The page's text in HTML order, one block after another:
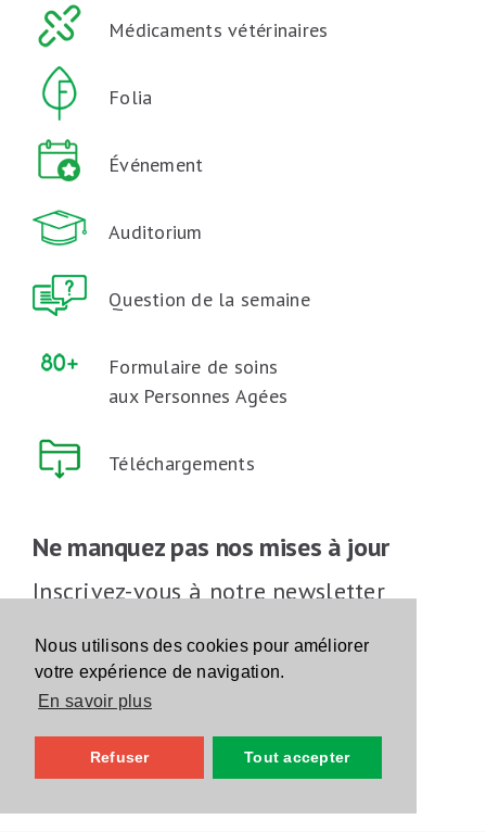
Nous utilisons des cookies pour améliorer
votre expérience de navigation.
En savoir plus
Refuser Tout accepter
Médicaments vétérinaires
Folia
Événement
Auditorium
Question de la semaine
Formulaire de soins
aux Personnes Agées
Téléchargements
Ne manquez pas nos mises à jour
Inscrivez-vous à notre newsletter
Inscrivez-vous
Suivez-nous sur les réseaux sociaux